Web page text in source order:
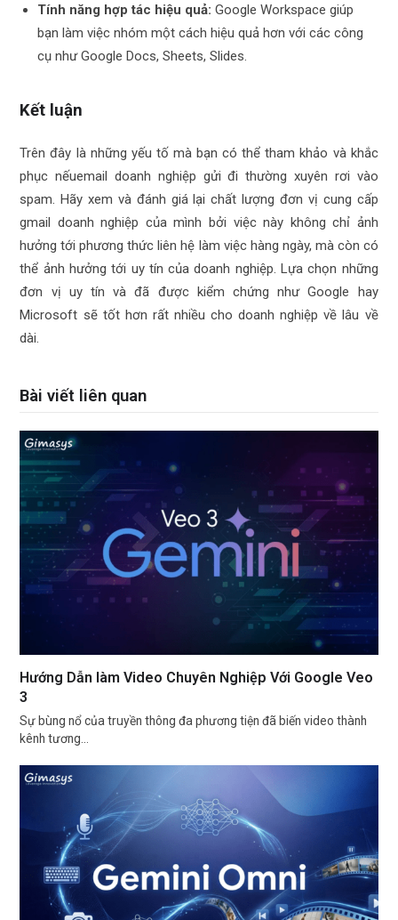
Tính năng hợp tác hiệu quả: Google Workspace giúp
bạn làm việc nhóm một cách hiệu quả hơn với các công
cụ như Google Docs, Sheets, Slides.
Kết luận
Trên đây là những yếu tố mà bạn có thể tham khảo và khắc
phục nếuemail doanh nghiệp gửi đi thường xuyên rơi vào
spam. Hãy xem và đánh giá lại chất lượng đơn vị cung cấp
gmail doanh nghiệp của mình bởi việc này không chỉ ảnh
hưởng tới phương thức liên hệ làm việc hàng ngày, mà còn có
thể ảnh hưởng tới uy tín của doanh nghiệp. Lựa chọn những
đơn vị uy tín và đã được kiểm chứng như Google hay
Microsoft sẽ tốt hơn rất nhiều cho doanh nghiệp về lâu về
dài.
Bài viết liên quan
Hướng Dẫn làm Video Chuyên Nghiệp Với Google Veo
3
Sự bùng nổ của truyền thông đa phương tiện đã biến video thành
kênh tương…